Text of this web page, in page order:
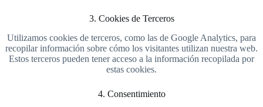
3. Cookies de Terceros
Utilizamos cookies de terceros, como las de Google Analytics, para
recopilar información sobre cómo los visitantes utilizan nuestra web.
Estos terceros pueden tener acceso a la información recopilada por
estas cookies.
4. Consentimiento